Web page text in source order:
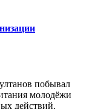
побывал
молодёжи
действий.